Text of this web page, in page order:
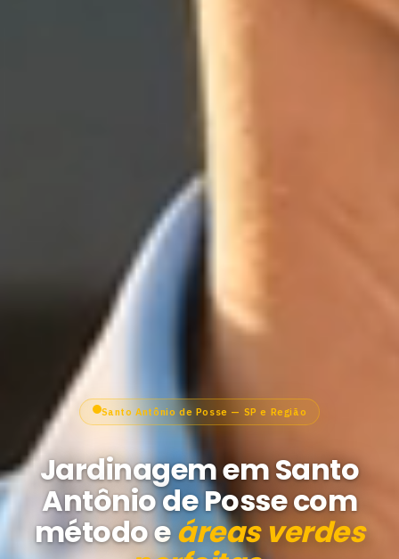
Santo Antônio de Posse — SP e Região
Jardinagem em Santo
Antônio de Posse com
método eáreas verdes